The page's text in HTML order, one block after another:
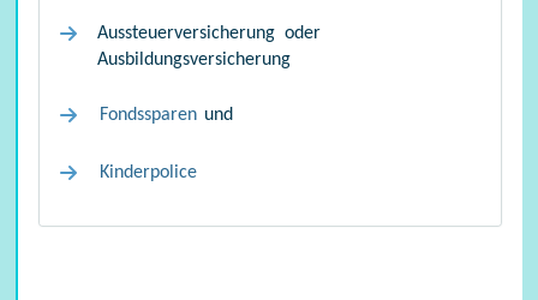
Aussteuerversicherung oder
Ausbildungsversicherung
Fondssparen und
Kinderpolice